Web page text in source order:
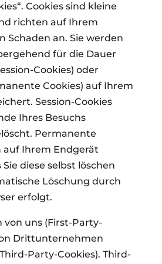
Cookies sind kleine
richten auf Ihrem
Schaden an. Sie werden
für die Dauer
Cookies) oder
Cookies) auf Ihrem
Session-Cookies
Ihres Besuchs
Permanente
auf Ihrem Endgerät
diese selbst löschen
Löschung durch
erfolgt.
von uns (First-Party-
Drittunternehmen
Party-Cookies). Third-